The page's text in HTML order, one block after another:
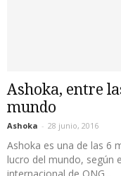
Ashoka, entre
mundo
Ashoka - 28 junio, 2016
Ashoka es una de las 6
lucro del mundo, según